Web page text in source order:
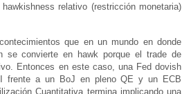
relativo (restricción monetaria)
que en un mundo en donde
se convierte en hawk porque el trade de
Entonces en este caso, una Fed dovish
frente a un BoJ en pleno QE y un ECB
Cuantitativa termina implicando una